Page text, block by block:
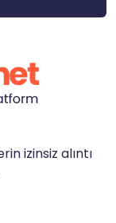
izinsiz alıntı